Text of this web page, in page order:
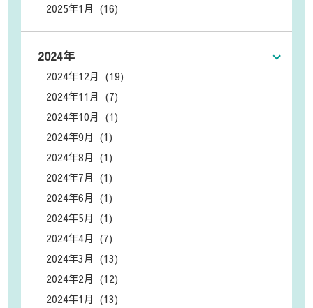
2025年1月 (16)
2024年
2024年12月 (19)
2024年11月 (7)
2024年10月 (1)
2024年9月 (1)
2024年8月 (1)
2024年7月 (1)
2024年6月 (1)
2024年5月 (1)
2024年4月 (7)
2024年3月 (13)
2024年2月 (12)
2024年1月 (13)